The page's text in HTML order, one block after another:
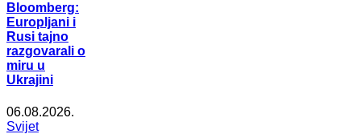
Bloomberg:
Europljani i
Rusi tajno
razgovarali o
miru u
Ukrajini
06.08.2026.
Svijet